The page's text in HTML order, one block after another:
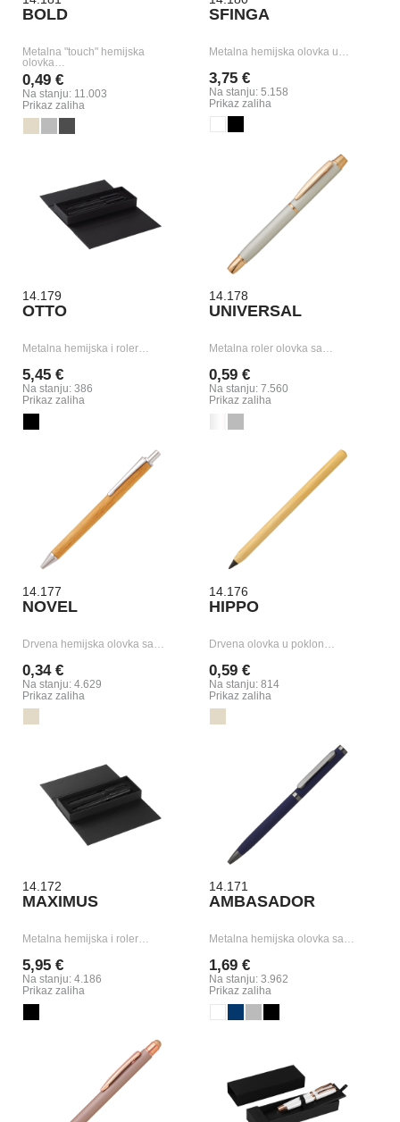
BOLD
Metalna "touch" hemijska
olovka…
0,49 €
Na stanju: 11.003
Prikaz zaliha
SFINGA
Metalna hemijska olovka u…
3,75 €
Na stanju: 5.158
Prikaz zaliha
14.179
OTTO
Metalna hemijska i roler…
5,45 €
Na stanju: 386
Prikaz zaliha
14.178
UNIVERSAL
Metalna roler olovka sa…
0,59 €
Na stanju: 7.560
Prikaz zaliha
14.177
NOVEL
Drvena hemijska olovka sa…
0,34 €
Na stanju: 4.629
Prikaz zaliha
14.176
HIPPO
Drvena olovka u poklon…
0,59 €
Na stanju: 814
Prikaz zaliha
14.172
MAXIMUS
Metalna hemijska i roler…
5,95 €
Na stanju: 4.186
Prikaz zaliha
14.171
AMBASADOR
Metalna hemijska olovka sa…
1,69 €
Na stanju: 3.962
Prikaz zaliha